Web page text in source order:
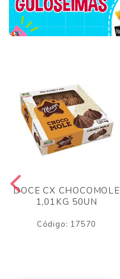
DOCE CX CHOCOMOLE
1,01KG 50UN
Código: 17570